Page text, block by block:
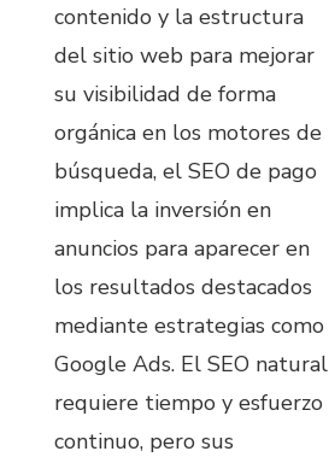
contenido y la estructura
del sitio web para mejorar
su visibilidad de forma
orgánica en los motores de
búsqueda, el SEO de pago
implica la inversión en
anuncios para aparecer en
los resultados destacados
mediante estrategias como
Google Ads. El SEO natural
requiere tiempo y esfuerzo
continuo, pero sus